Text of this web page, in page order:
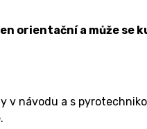
orientační a může se
v návodu a s